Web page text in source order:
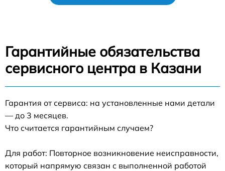
Гарантийные обязательства
сервисного центра в Казани
Гарантия от сервиса: на установленные нами детали
— до 3 месяцев.
Что считается гарантийным случаем?
Для работ: Повторное возникновение неисправности,
который напрямую связан с выполненной работой